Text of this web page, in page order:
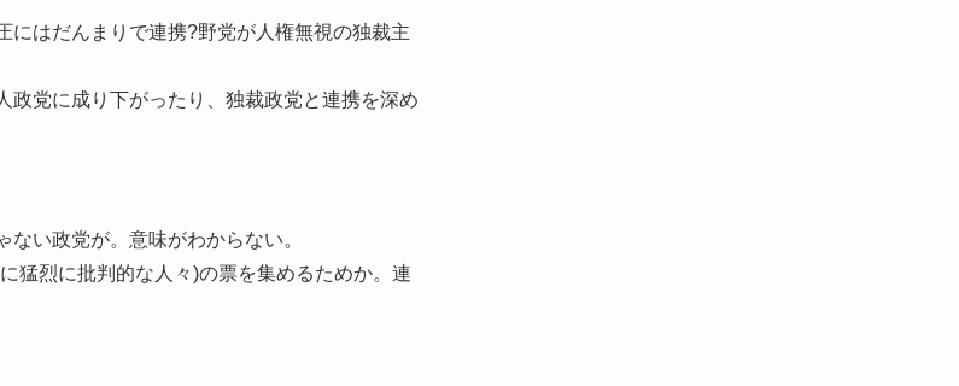
にはだんまりで連携?野党が人権無視の独裁主
政党に成り下がったり、独裁政党と連携を深め
い政党が。意味がわからない。
猛烈に批判的な人々)の票を集めるためか。連